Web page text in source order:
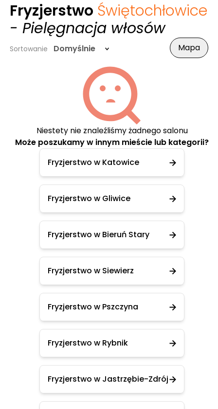
Fryzjerstwo Świętochłowice
- Pielęgnacja włosów
Sortowanie Domyślnie Mapa
Niestety nie znaleźliśmy żadnego salonu
Może poszukamy w innym mieście lub kategorii?
Fryzjerstwo w Katowice
Fryzjerstwo w Gliwice
Fryzjerstwo w Bieruń Stary
Fryzjerstwo w Siewierz
Fryzjerstwo w Pszczyna
Fryzjerstwo w Rybnik
Fryzjerstwo w Jastrzębie-Zdrój